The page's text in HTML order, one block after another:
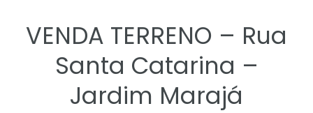
VENDA TERRENO – Rua
Santa Catarina –
Jardim Marajá